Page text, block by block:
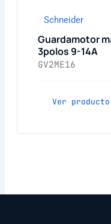
Schneider
Guardamotor
3polos 9-14A
GV2ME16
Ver